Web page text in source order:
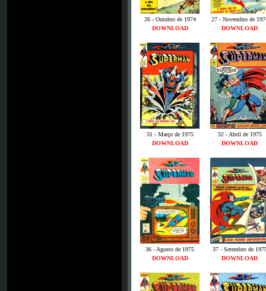
26 - Outubro de 1974
27 - Novembro de
DOWNLOAD
DOWNLOAD
31 - Março de 1975
32 - Abril de 1975
DOWNLOAD
DOWNLOAD
36 - Agosto de 1975
37 - Setembro de
DOWNLOAD
DOWNLOAD